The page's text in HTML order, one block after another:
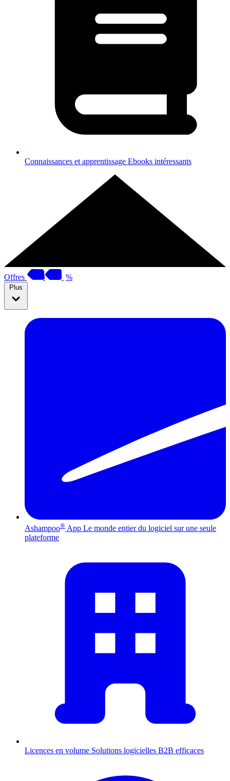
Connaissances et apprentissage Ebooks intéressants
Offres %
Plus
Ashampoo® App Le monde entier du logiciel sur une seule
plateforme
Licences en volume Solutions logicielles B2B efficaces